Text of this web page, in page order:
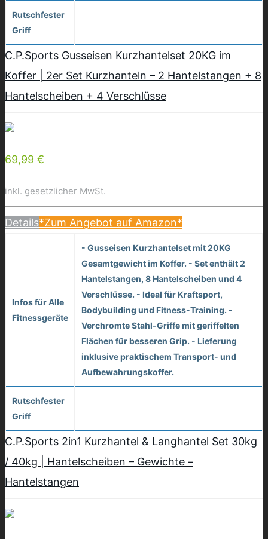
Rutschfester
Griff
C.P.Sports Gusseisen Kurzhantelset 20KG im
Koffer | 2er Set Kurzhanteln – 2 Hantelstangen + 8
Hantelscheiben + 4 Verschlüsse
69,99 €
inkl. gesetzlicher MwSt.
Details*Zum Angebot auf Amazon*
Infos für Alle
Fitnessgeräte
- Gusseisen Kurzhantelset mit 20KG
Gesamtgewicht im Koffer. - Set enthält 2
Hantelstangen, 8 Hantelscheiben und 4
Verschlüsse. - Ideal für Kraftsport,
Bodybuilding und Fitness-Training. -
Verchromte Stahl-Griffe mit geriffelten
Flächen für besseren Grip. - Lieferung
inklusive praktischem Transport- und
Aufbewahrungskoffer.
Rutschfester
Griff
C.P.Sports 2in1 Kurzhantel & Langhantel Set 30kg
/ 40kg | Hantelscheiben – Gewichte –
Hantelstangen